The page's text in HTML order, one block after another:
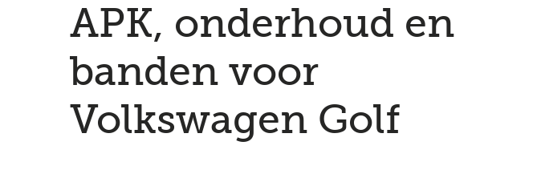
APK, onderhoud en
banden voor
Volkswagen Golf